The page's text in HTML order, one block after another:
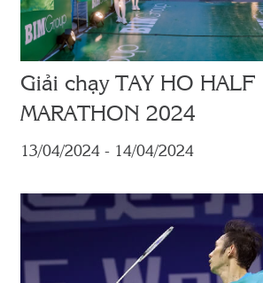
Giải chạy TAY HO HALF
MARATHON 2024
13/04/2024 - 14/04/2024